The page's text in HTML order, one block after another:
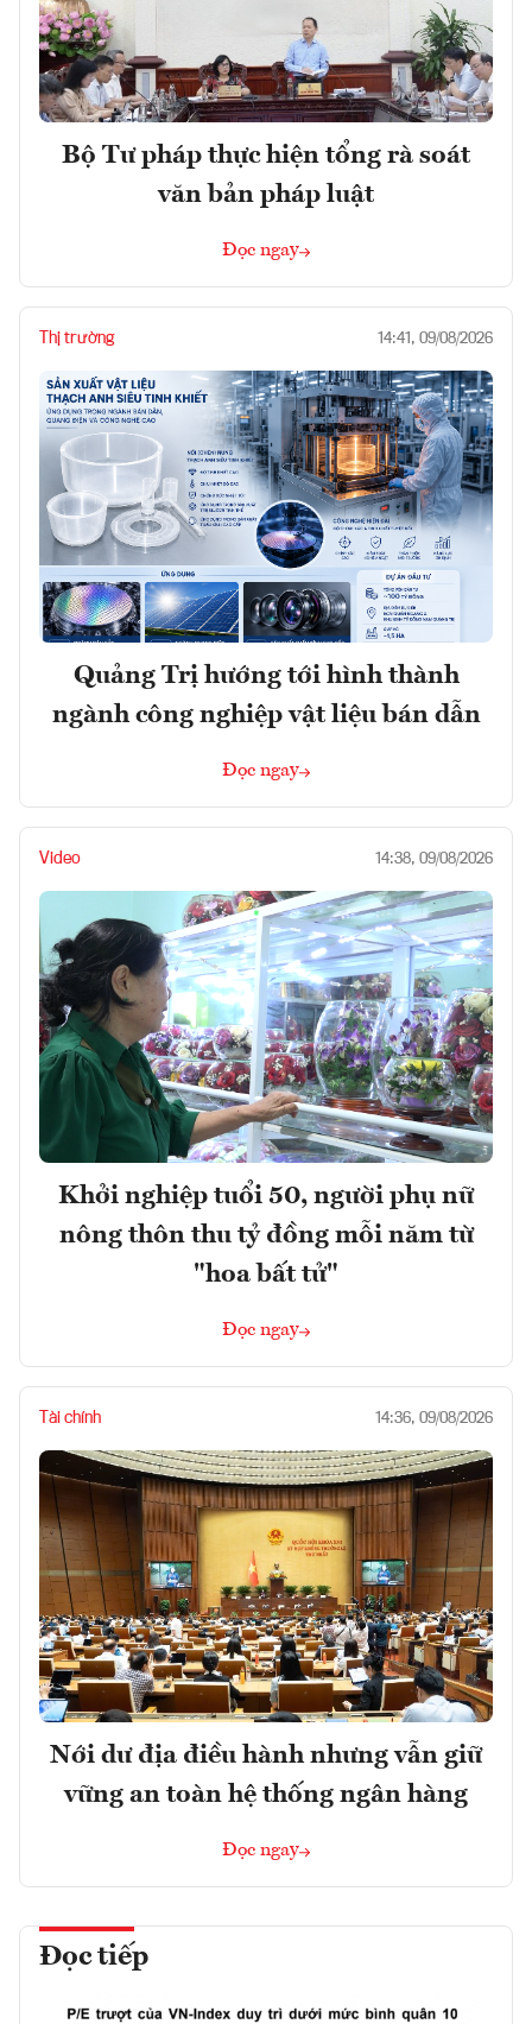
Bộ Tư pháp thực hiện tổng rà soát
văn bản pháp luật
Đọc ngay
Thị trường 14:41, 09/08/2026
Quảng Trị hướng tới hình thành
ngành công nghiệp vật liệu bán dẫn
Đọc ngay
Video 14:38, 09/08/2026
Khởi nghiệp tuổi 50, người phụ nữ
nông thôn thu tỷ đồng mỗi năm từ
"hoa bất tử"
Đọc ngay
Tài chính 14:36, 09/08/2026
Nới dư địa điều hành nhưng vẫn giữ
vững an toàn hệ thống ngân hàng
Đọc ngay
Đọc tiếp